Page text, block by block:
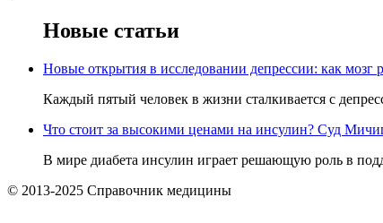
Новые статьи
Новые открытия в исследовании депрессии: как мозг
Каждый пятый человек в жизни сталкивается с
Что стоит за высокими ценами на инсулин? Суд
В мире диабета инсулин играет решающую роль в
© 2013-2025 Справочник медицины